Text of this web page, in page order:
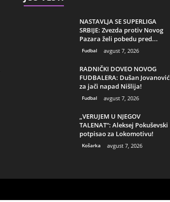
NASTAVLJA SE SUPERLIGA
SRBIJE: Zvezda protiv Novog
Pazara želi pobedu pred...
Fudbal avgust 7, 2026
RADNIČKI DOVEO NOVOG
FUDBALERA: Dušan Jovanović
za jači napad Nišlija!
Fudbal avgust 7, 2026
„VERUJEM U NJEGOV
TALENAT“: Aleksej Pokuševski
potpisao za Lokomotivu!
Košarka avgust 7, 2026